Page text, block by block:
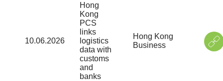
10.06.2026
Hong
Kong
PCS
links
logistics
data with
customs
and
banks
Hong Kong
Business